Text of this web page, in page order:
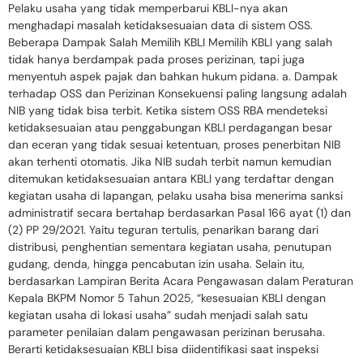
Pelaku usaha yang tidak memperbarui KBLI-nya akan
menghadapi masalah ketidaksesuaian data di sistem OSS.
Beberapa Dampak Salah Memilih KBLI Memilih KBLI yang salah
tidak hanya berdampak pada proses perizinan, tapi juga
menyentuh aspek pajak dan bahkan hukum pidana. a. Dampak
terhadap OSS dan Perizinan Konsekuensi paling langsung adalah
NIB yang tidak bisa terbit. Ketika sistem OSS RBA mendeteksi
ketidaksesuaian atau penggabungan KBLI perdagangan besar
dan eceran yang tidak sesuai ketentuan, proses penerbitan NIB
akan terhenti otomatis. Jika NIB sudah terbit namun kemudian
ditemukan ketidaksesuaian antara KBLI yang terdaftar dengan
kegiatan usaha di lapangan, pelaku usaha bisa menerima sanksi
administratif secara bertahap berdasarkan Pasal 166 ayat (1) dan
(2) PP 29/2021. Yaitu teguran tertulis, penarikan barang dari
distribusi, penghentian sementara kegiatan usaha, penutupan
gudang, denda, hingga pencabutan izin usaha. Selain itu,
berdasarkan Lampiran Berita Acara Pengawasan dalam Peraturan
Kepala BKPM Nomor 5 Tahun 2025, “kesesuaian KBLI dengan
kegiatan usaha di lokasi usaha” sudah menjadi salah satu
parameter penilaian dalam pengawasan perizinan berusaha.
Berarti ketidaksesuaian KBLI bisa diidentifikasi saat inspeksi